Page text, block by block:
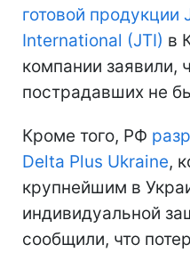
готовой продукции
International (JTI) в
компании заявили,
пострадавших не
Кроме того, РФ
Delta Plus Ukraine,
крупнейшим в
индивидуальной
сообщили, что